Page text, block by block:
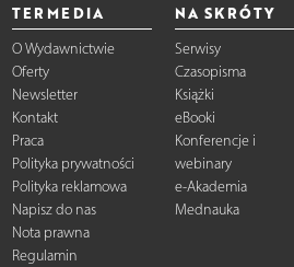
TERMEDIA
O Wydawnictwie
Oferty
Newsletter
Kontakt
Praca
Polityka prywatności
Polityka reklamowa
Napisz do nas
Nota prawna
Regulamin
NA SKRÓTY
Serwisy
Czasopisma
Książki
eBooki
Konferencje i
webinary
e-Akademia
Mednauka